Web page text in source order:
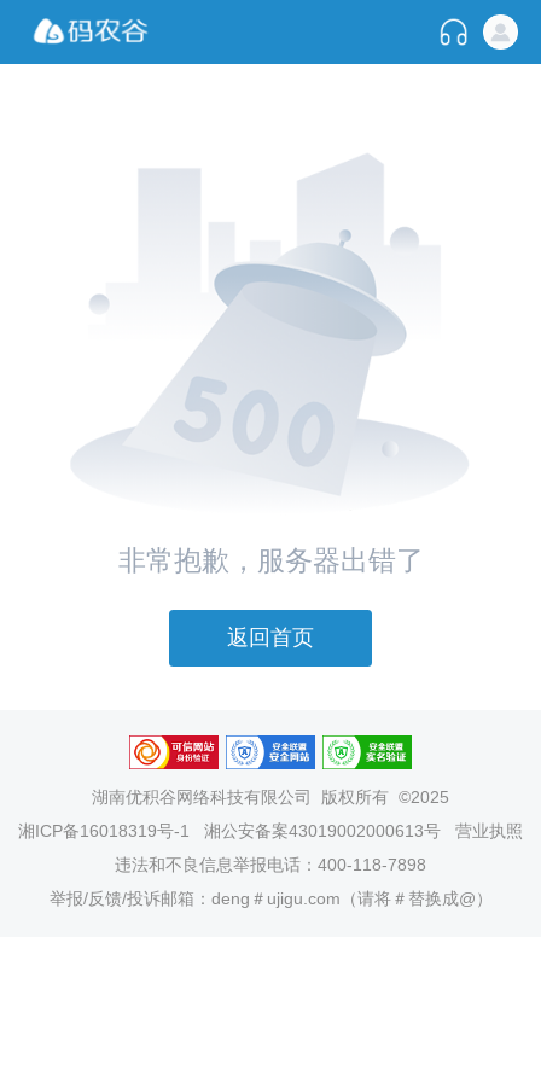
非常抱歉，服务器出错了
返回首页
湖南优积谷网络科技有限公司
版权所有 ©2025
湘ICP备16018319号-1
湘公安备案43019002000613号
营业执照
违法和不良信息举报电话：400-118-7898
举报/反馈/投诉邮箱：deng＃ujigu.com（请将＃替换成@）